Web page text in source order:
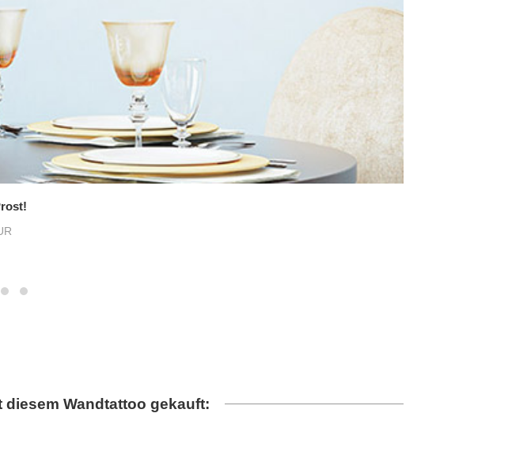
Wandtattoo gekauft: